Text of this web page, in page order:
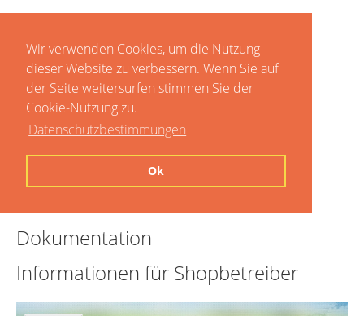
Wir verwenden Cookies, um die Nutzung
dieser Website zu verbessern. Wenn Sie auf
der Seite weitersurfen stimmen Sie der
Cookie-Nutzung zu.
Datenschutzbestimmungen
Ok
Dokumentation
Informationen für Shopbetreiber